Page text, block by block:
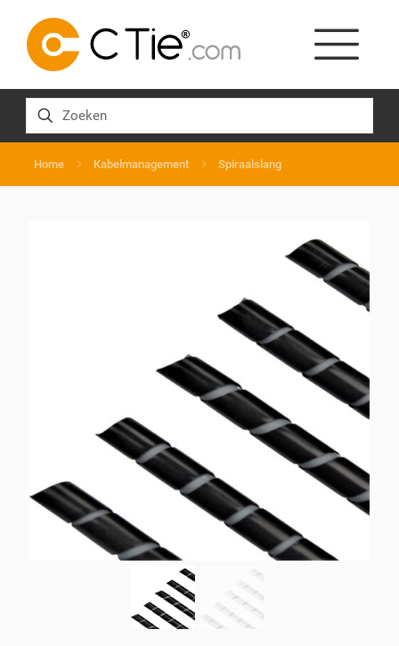
Home Kabelmanagement Spiraalslang